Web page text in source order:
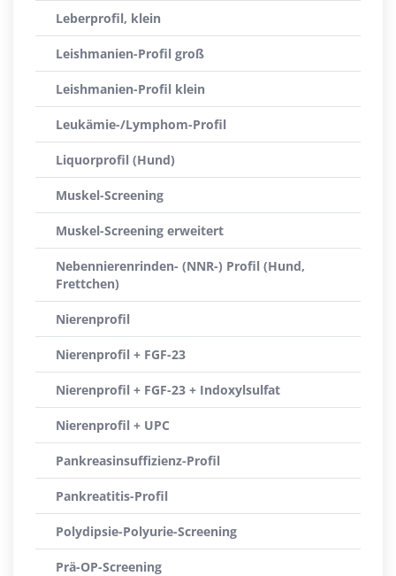
Leberprofil, klein
Leishmanien-Profil groß
Leishmanien-Profil klein
Leukämie-/Lymphom-Profil
Liquorprofil (Hund)
Muskel-Screening
Muskel-Screening erweitert
Nebennierenrinden- (NNR-) Profil (Hund,
Frettchen)
Nierenprofil
Nierenprofil + FGF-23
Nierenprofil + FGF-23 + Indoxylsulfat
Nierenprofil + UPC
Pankreasinsuffizienz-Profil
Pankreatitis-Profil
Polydipsie-Polyurie-Screening
Prä-OP-Screening